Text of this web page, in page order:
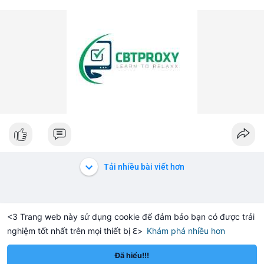
<3 Trang web này sử dụng cookie để đảm bảo bạn có được trải
nghiệm tốt nhất trên mọi thiết bị ℇ> Khám phá nhiều hơn
Đã hiểu!!!
-0.36% SolanaSOL $76.76 +0.54% BNB
Tải nhiều bài viết hơn